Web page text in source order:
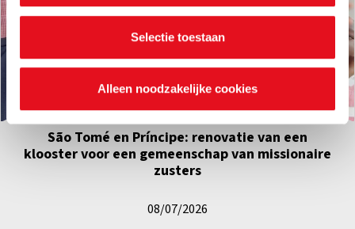
je voorkeuren ook op elk moment wijzigen via de cookie
Selectie toestaan
Alleen noodzakelijke cookies
Bouwhulp|São Tomé en Príncipe
São Tomé en Príncipe: renovatie van een
klooster voor een gemeenschap van missionaire
zusters
08/07/2026